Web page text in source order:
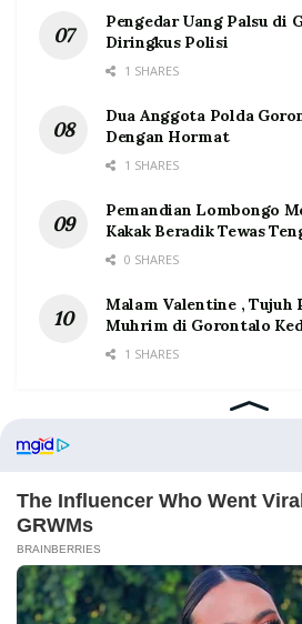
Pengedar Uang Palsu di
Diringkus Polisi
1 SHARES
Dua Anggota Polda
Dengan Hormat
1 SHARES
Pemandian Lombongo
Kakak Beradik Tewas
0 SHARES
Malam Valentine , Tujuh
Muhrim di Gorontalo
1 SHARES
Home Tentang Kontak Redaksi